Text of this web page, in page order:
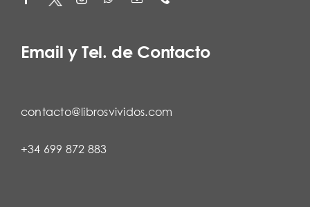
Email y Tel. de Contacto
contacto@librosvividos.com
+34 699 872 883